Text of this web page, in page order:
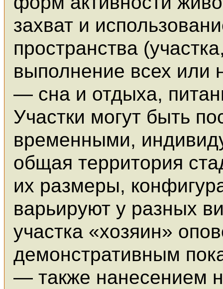
захват и
пространства
выполнение всех или
— сна и отдыха,
Участки могут быть
временными,
общая территория
их размеры,
варьируют у разных
участка «хозяин»
демонстративным
— также нанесением